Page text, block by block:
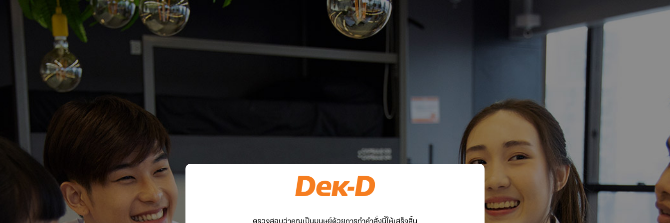
ตรวจสอบว่าคุณเป็นมนุษย์ด้วยการทำคำสั่งนี้ให้เสร็จสิ้น